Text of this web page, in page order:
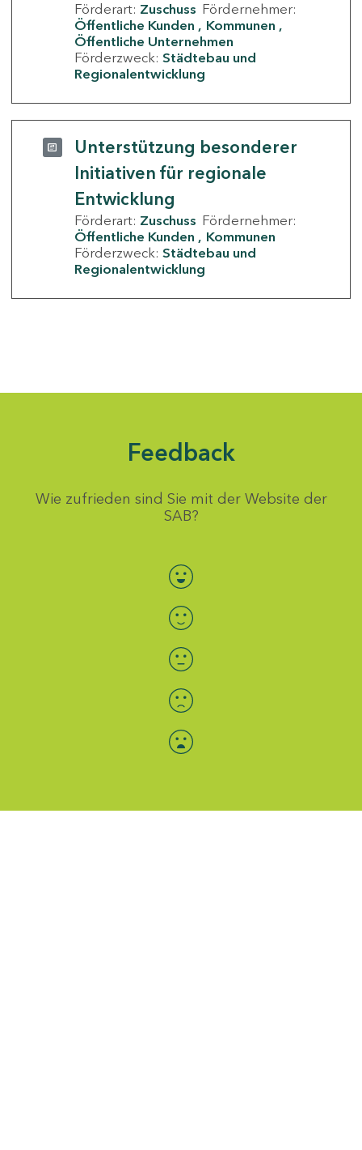
Förderart: Zuschuss Fördernehmer:
Öffentliche Kunden
Kommunen
Öffentliche Unternehmen
Förderzweck: Städtebau und
Regionalentwicklung
Unterstützung besonderer
Initiativen für regionale
Entwicklung
Förderart: Zuschuss Fördernehmer:
Öffentliche Kunden
Kommunen
Förderzweck: Städtebau und
Regionalentwicklung
Feedback
Wie zufrieden sind Sie mit der Website der
SAB?
Bewertung auswählen